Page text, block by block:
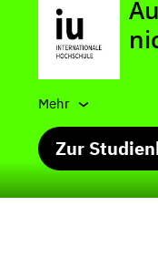
Mehr
Zur